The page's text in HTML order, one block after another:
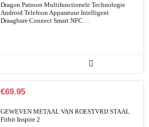
Dragon Patroon Multifunctionele Technologie
Android Telefoon Apparatuur Intelligent
Draagbare Connect Smart NFC…
€69.95
GEWEVEN METAAL VAN ROESTVRIJ STAAL
Fitbit Inspire 2